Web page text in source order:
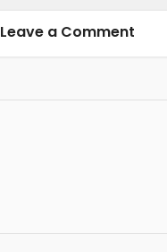
Leave a Comment